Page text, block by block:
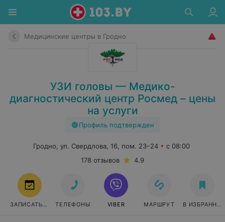
Медицинские центры в Гродно
УЗИ головы — Медико-
диагностический центр Росмед – цены
на услуги
Профиль подтвержден
Гродно, ул. Свердлова, 16, пом. 23–24
с 08:00
178 отзывов
4.9
ЗАПИСАТЬСЯ ТЕЛЕФОНЫ VIBER МАРШРУТ В ИЗБРАННОЕ